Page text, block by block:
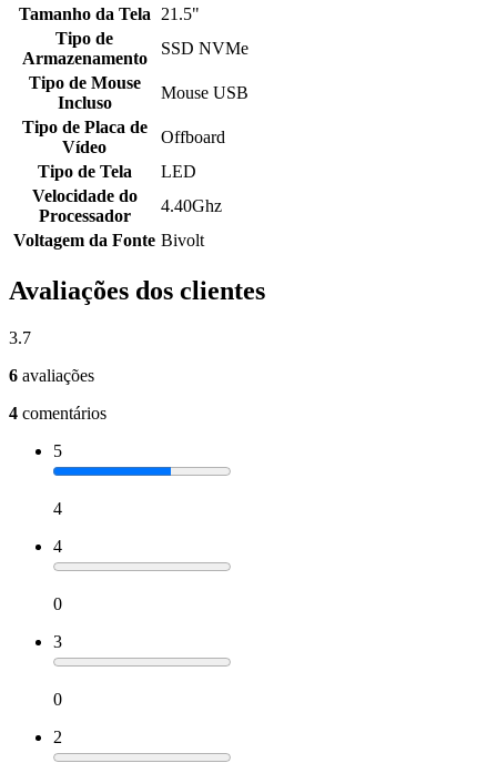
Tamanho da Tela
21.5"
Tipo de
Armazenamento
SSD NVMe
Tipo de Mouse
Incluso
Mouse USB
Tipo de Placa de
Vídeo
Offboard
Tipo de Tela
LED
Velocidade do
Processador
4.40Ghz
Voltagem da Fonte Bivolt
Avaliações dos clientes
3.7
6 avaliações
4 comentários
5
4
4
0
3
0
2